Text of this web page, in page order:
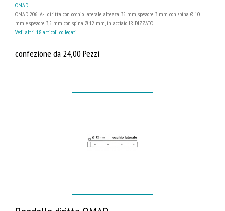
OMAD
OMAD 206LA-I diritta con occhio laterale, altezza 35 mm, spessore 3 mm con spina Ø 10
mm e spessore 3,5 mm con spina Ø 12 mm, in acciaio IRIDIZZATO
Vedi altri 18 articoli collegati
confezione da 24,00 Pezzi